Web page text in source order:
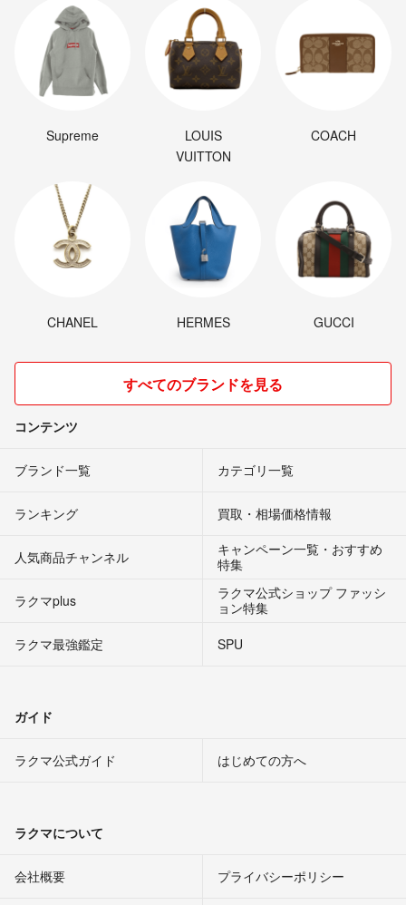
Supreme
LOUIS
VUITTON
COACH
CHANEL HERMES GUCCI
すべてのブランドを見る
コンテンツ
ブランド一覧 カテゴリ一覧
ランキング 買取・相場価格情報
人気商品チャンネル
キャンペーン一覧・おすすめ
特集
ラクマplus
ラクマ公式ショップ ファッシ
ョン特集
ラクマ最強鑑定
SPU
ガイド
ラクマ公式ガイド はじめての方へ
ラクマについて
会社概要 プライバシーポリシー